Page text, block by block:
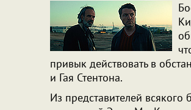
привык действовать в
и Гая Стентона.
Из представителей